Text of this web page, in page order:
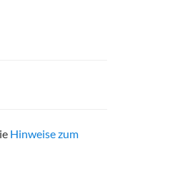
Hinweise zum